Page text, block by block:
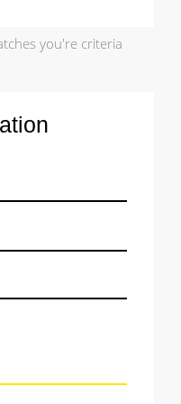
you're criteria